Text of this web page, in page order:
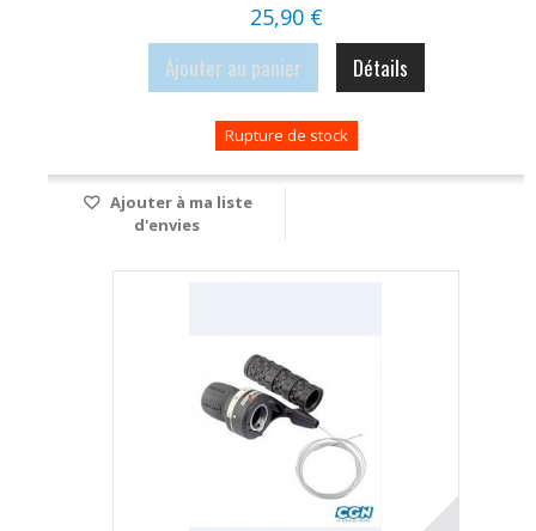
25,90 €
Ajouter au panier Détails
Rupture de stock
Ajouter à ma liste
d'envies